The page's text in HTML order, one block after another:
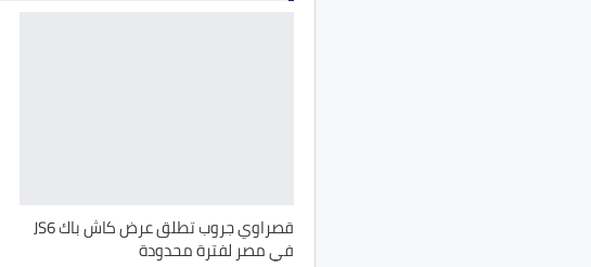
قصراوي جروب تطلق عرض كاش باك JS6
في مصر لفترة محدودة